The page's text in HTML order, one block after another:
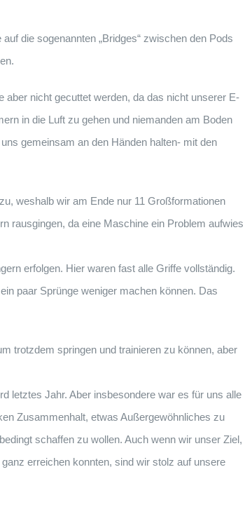
die sogenannten „Bridges“ zwischen den Pods
aber nicht gecuttet werden, da das nicht unserer E-
in die Luft zu gehen und niemanden am Boden
gemeinsam an den Händen halten- mit den
weshalb wir am Ende nur 11 Großformationen
rausgingen, da eine Maschine ein Problem aufwies
erfolgen. Hier waren fast alle Griffe vollständig.
paar Sprünge weniger machen können. Das
trotzdem springen und trainieren zu können, aber
letztes Jahr. Aber insbesondere war es für uns alle
Zusammenhalt, etwas Außergewöhnliches zu
schaffen zu wollen. Auch wenn wir unser Ziel,
erreichen konnten, sind wir stolz auf unsere